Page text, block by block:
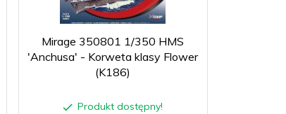
Mirage 350801 1/350 HMS
'Anchusa' - Korweta klasy Flower
(K186)
Produkt dostępny!